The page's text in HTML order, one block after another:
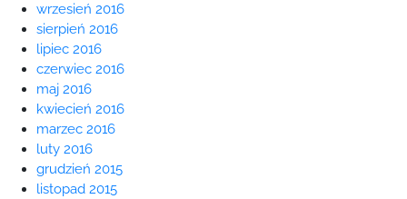
wrzesień 2016
sierpień 2016
lipiec 2016
czerwiec 2016
maj 2016
kwiecień 2016
marzec 2016
luty 2016
grudzień 2015
listopad 2015